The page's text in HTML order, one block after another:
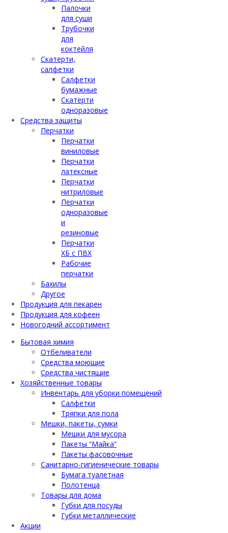
Палочки
для суши
Трубочки
для
коктейля
Скатерти,
салфетки
Салфетки
бумажные
Скатерти
одноразовые
Средства защиты
Перчатки
Перчатки
виниловые
Перчатки
латексные
Перчатки
нитриловые
Перчатки
одноразовые
и
резиновые
Перчатки
ХБ с ПВХ
Рабочие
перчатки
Бахилы
Другое
Продукция для пекарен
Продукция для кофеен
Новогодний ассортимент
Бытовая химия
Отбеливатели
Средства моющие
Средства чистящие
Хозяйственные товары
Инвентарь для уборки помещений
Салфетки
Тряпки для пола
Мешки, пакеты, сумки
Мешки для мусора
Пакеты “Майка”
Пакеты фасовочные
Санитарно-гигиенические товары
Бумага туалетная
Полотенца
Товары для дома
Губки для посуды
Губки металлические
Акции